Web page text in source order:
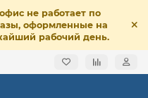
не работает по
оформленные на
рабочий день.